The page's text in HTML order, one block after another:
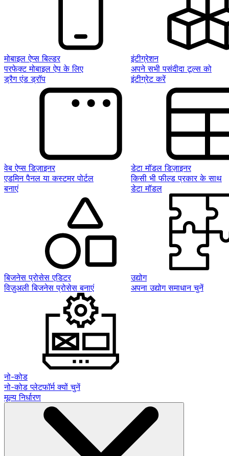
मोबाइल ऐप्स बिल्डर
परफेक्ट मोबाइल ऐप के लिए
ड्रैग एंड ड्रॉप
इंटीग्रेशन
अपने सभी पसंदीदा टूल्स को
इंटीग्रेट करें
वेब ऐप्स डिज़ाइनर
एडमिन पैनल या कस्टमर पोर्टल
बनाएं
डेटा मॉडल डिज़ाइनर
किसी भी फील्ड प्रकार के साथ
डेटा मॉडल
बिजनेस प्रोसेस एडिटर
विज़ुअली बिजनेस प्रोसेस बनाएं
उद्योग
अपना उद्योग समाधान चुनें
नो-कोड
नो-कोड प्लेटफॉर्म क्यों चुनें
मूल्य निर्धारण